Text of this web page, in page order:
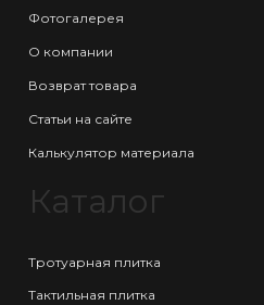
Фотогалерея
О компании
Возврат товара
Статьи на сайте
Калькулятор материала
Каталог
Тротуарная плитка
Тактильная плитка